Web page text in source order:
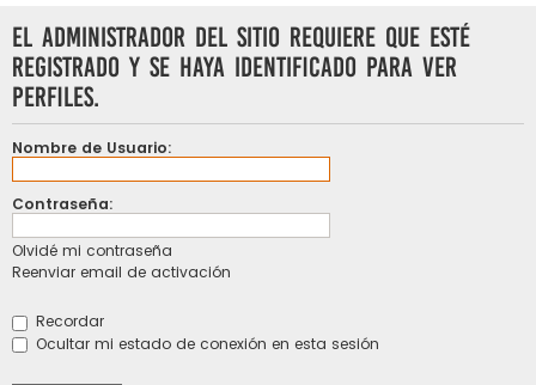
El administrador del sitio requiere que esté
registrado y se haya identificado para ver
perfiles.
Nombre de Usuario:
Contraseña:
Olvidé mi contraseña
Reenviar email de activación
Recordar
Ocultar mi estado de conexión en esta sesión